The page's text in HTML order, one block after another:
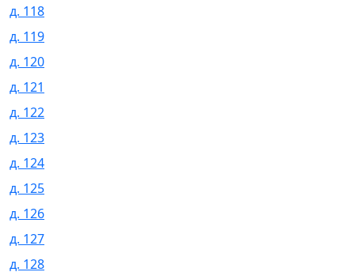
д. 118
д. 119
д. 120
д. 121
д. 122
д. 123
д. 124
д. 125
д. 126
д. 127
д. 128